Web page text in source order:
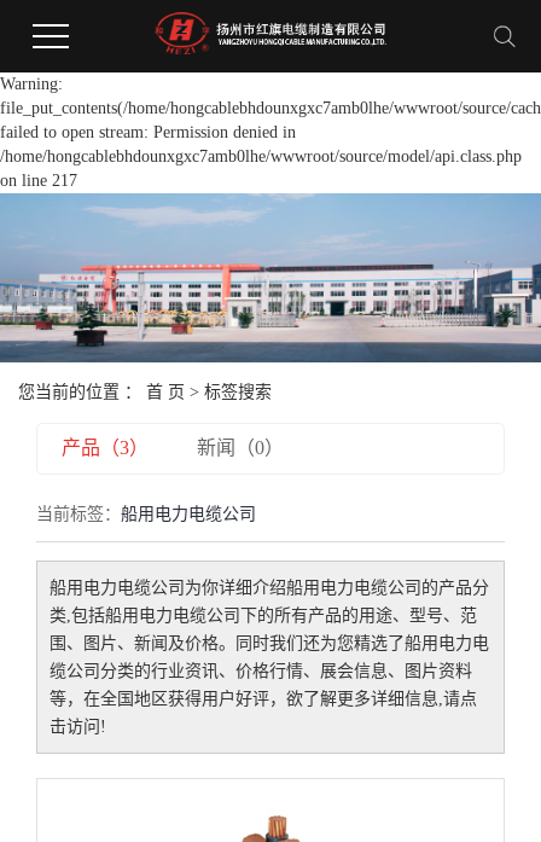
Warning:
file_put_contents(/home/hongcablebhdounxgxc7amb0lhe/wwwroot/source/
failed to open stream: Permission denied in
/home/hongcablebhdounxgxc7amb0lhe/wwwroot/source/model/api.class.php
on line 217
您当前的位置 ： 首 页 > 标签搜索
产品（3） 新闻（0）
当前标签： 船用电力电缆公司
船用电力电缆公司 为你详细介绍船用电力电缆公司 的产品分
类,包括船用电力电缆公司
下的所有产品的用途、型号、范
围、图片、新闻及价格。同时我们还为您精选了船用电力电
缆公司 分类的行业资讯、价格行情、展会信息、图片资料
等，在全国地区获得用户好评，欲了解更多详细信息,请点
击访问!